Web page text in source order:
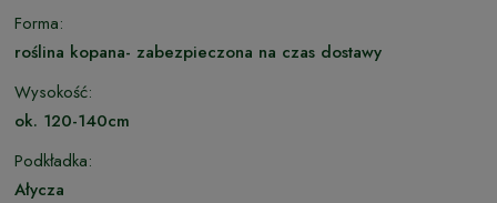
Forma:
roślina kopana- zabezpieczona na czas dostawy
Wysokość:
ok. 120-140cm
Podkładka:
Ałycza